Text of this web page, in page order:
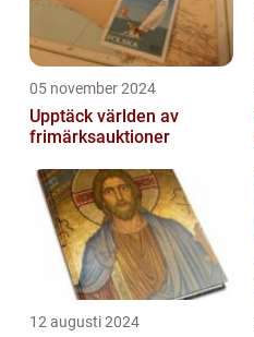
05 november 2024
Upptäck världen av
frimärksauktioner
12 augusti 2024